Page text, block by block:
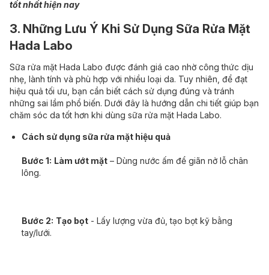
tốt nhất hiện nay
3. Những Lưu Ý Khi Sử Dụng Sữa Rửa Mặt
Hada Labo
Sữa rửa mặt Hada Labo được đánh giá cao nhờ công thức dịu
nhẹ, lành tính và phù hợp với nhiều loại da. Tuy nhiên, để đạt
hiệu quả tối ưu, bạn cần biết cách sử dụng đúng và tránh
những sai lầm phổ biến. Dưới đây là hướng dẫn chi tiết giúp bạn
chăm sóc da tốt hơn khi dùng sữa rửa mặt Hada Labo.
Cách sử dụng sữa rửa mặt hiệu quả
Bước 1: Làm ướt mặt – Dùng nước ấm để giãn nở lỗ chân
lông.
Bước 2: Tạo bọt - Lấy lượng vừa đủ, tạo bọt kỹ bằng
tay/lưới.